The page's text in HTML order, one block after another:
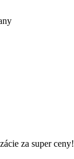
za super ceny!